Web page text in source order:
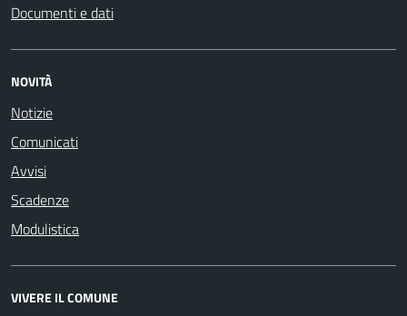
Documenti e dati
NOVITÀ
Notizie
Comunicati
Avvisi
Scadenze
Modulistica
VIVERE IL COMUNE